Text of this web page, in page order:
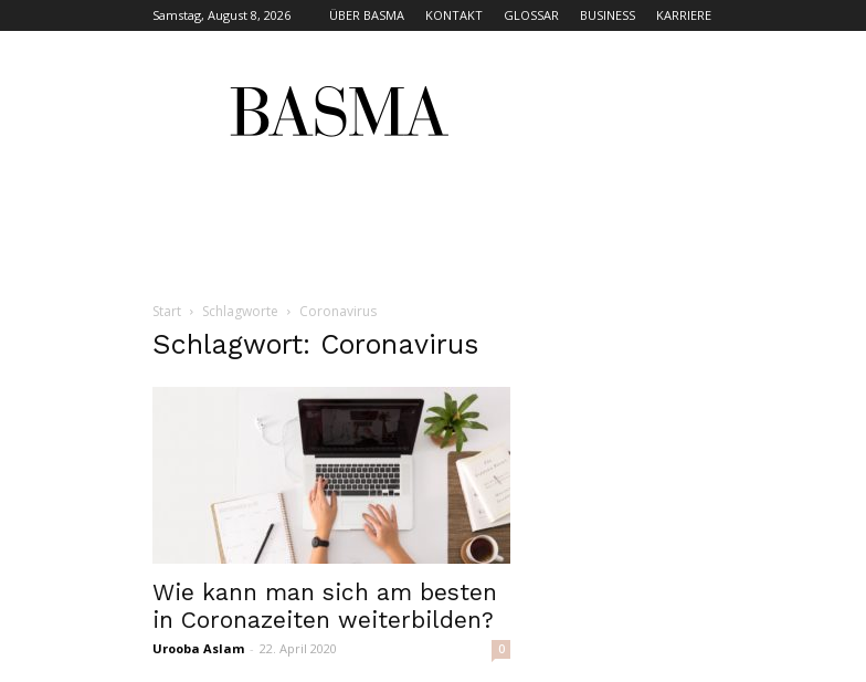
Samstag, August 8, 2026 ÜBER BASMA KONTAKT GLOSSAR BUSINESS KARRIERE
MAGAZINE
Start Schlagworte Coronavirus
Schlagwort: Coronavirus
Wie kann man sich am besten
in Coronazeiten weiterbilden?
Urooba Aslam - 22. April 2020 0